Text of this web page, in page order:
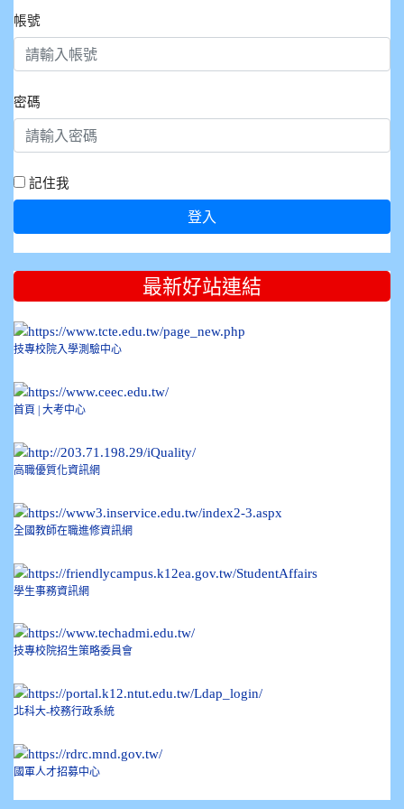
帳號
密碼
記住我
登入
::: 最新好站連結
技專校院入學測驗中心
首頁 | 大考中心
高職優質化資訊網
全國教師在職進修資訊網
學生事務資訊網
技專校院招生策略委員會
北科大-校務行政系統
國軍人才招募中心